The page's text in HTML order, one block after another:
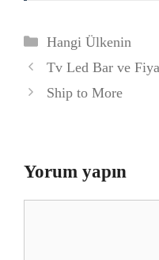
Kategoriler
Hangi Ülkenin
Tv Led Bar ve
Ship to More
Yorum yapın